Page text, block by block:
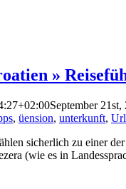
»
September 21st,
, üension, unterkunft,
sicherlich zu einer
(wie es in